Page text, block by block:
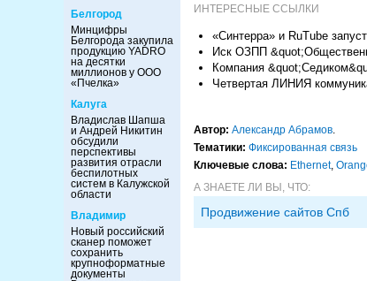
Белгород
Минцифры
Белгорода закупила
продукцию YADRO
на десятки
миллионов у ООО
«Пчелка»
Калуга
Владислав Шапша
и Андрей Никитин
обсудили
перспективы
развития отрасли
беспилотных
систем в Калужской
области
Владимир
Новый российский
сканер поможет
сохранить
крупноформатные
документы
ИНТЕРЕСНЫЕ ССЫЛКИ
«Синтерра» и RuTube
Иск ОЗПП
Компания
Четвертая ЛИНИЯ
Автор: Александр Абрамов.
Тематики: Фиксированная связь
Ключевые слова: Ethernet,
А ЗНАЕТЕ ЛИ ВЫ, ЧТО:
Продвижение сайтов Спб